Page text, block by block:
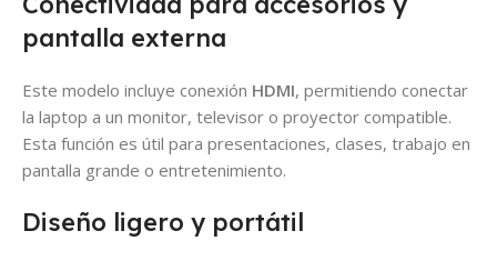
pantalla externa
Este modelo incluye conexión HDMI, permitiendo conectar
la laptop a un monitor, televisor o proyector compatible.
Esta función es útil para presentaciones, clases, trabajo en
pantalla grande o entretenimiento.
Diseño ligero y portátil